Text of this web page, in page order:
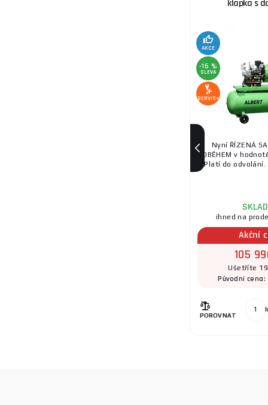
klapka s
AKCE
-16 %
SLEVA
SERVIS+
Nyní ŘÍZENÁ
DOBĚHEM v
Platí do odvolání.
ihned na
Akční
105
Ušetříte
Původní cena:
POROVNAT